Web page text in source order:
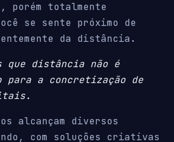
porém totalmente
se sente próximo de
da distância.
que distância não é
para a concretização de
alcançam diversos
com soluções criativas